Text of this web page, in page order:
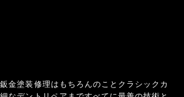
金塗装修理はもちろんのことクラシックカ